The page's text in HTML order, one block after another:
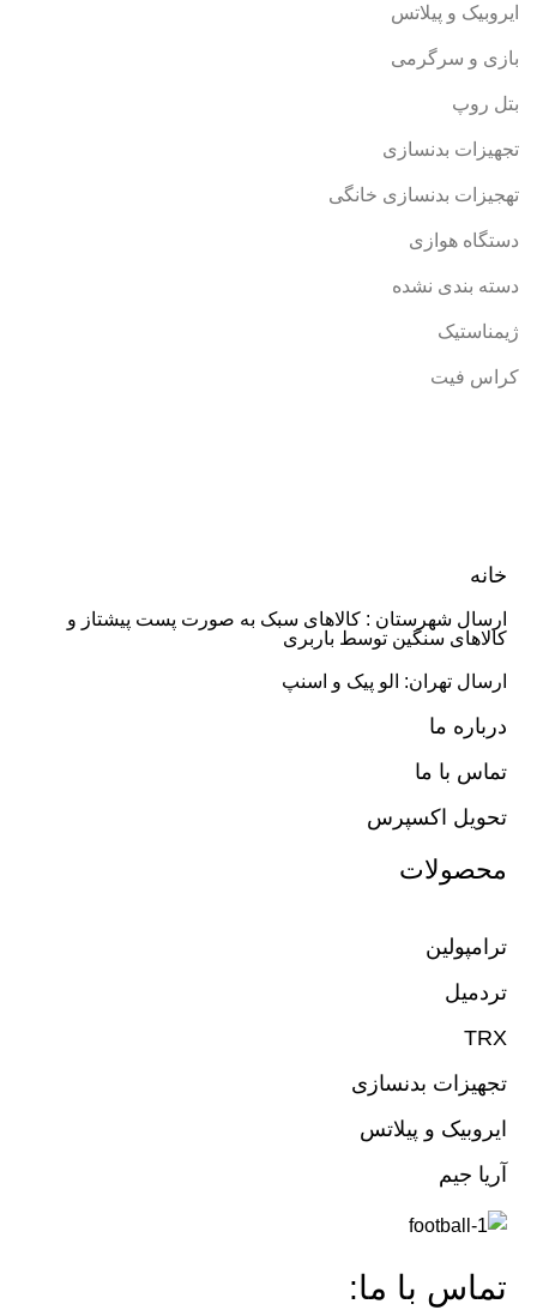
ایروبیک و پیلاتس
بازی و سرگرمی
بتل روپ
تجهیزات بدنسازی
تهجیزات بدنسازی خانگی
دستگاه هوازی
دسته بندی نشده
ژیمناستیک
کراس فیت
خانه
ارسال شهرستان : کالاهای سبک به صورت پست پیشتاز و
کالاهای سنگین توسط باربری
ارسال تهران: الو پیک و اسنپ
درباره ما
تماس با ما
تحویل اکسپرس
محصولات
ترامپولین
تردمیل
TRX
تجهیزات بدنسازی
ایروبیک و پیلاتس
آریا جیم
تماس با ما: